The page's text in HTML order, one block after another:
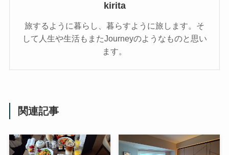
kirita
旅するように暮らし、暮らすように旅します。そ
して人生や生活もまたJourneyのようなものと思い
ます。
関連記事